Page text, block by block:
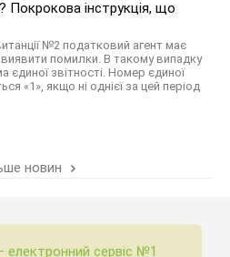
Покрокова інструкція, що
№2 податковий агент має
виявити помилки. В такому випадку
єдиної звітності. Номер єдиної
«1», якщо ні однієї за цей період
новин